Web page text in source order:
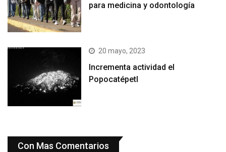
para medicina y odontología
20 mayo, 2023
Incrementa actividad el
Popocatépetl
Con Mas Comentarios